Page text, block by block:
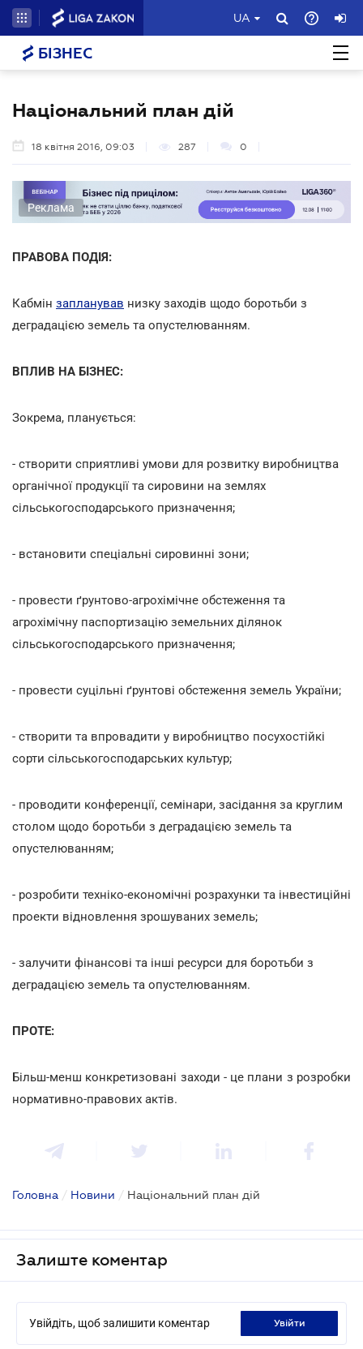
UA
БІЗНЕС
Національний план дій
18 квітня 2016, 09:03 287 0
Реклама
ПРАВОВА ПОДІЯ:
Кабмін запланував низку заходів щодо боротьби з
деградацією земель та опустелюванням.
ВПЛИВ НА БІЗНЕС:
Зокрема, планується:
- створити сприятливі умови для розвитку виробництва
органічної продукції та сировини на землях
сільськогосподарського призначення;
- встановити спеціальні сировинні зони;
- провести ґрунтово-агрохімічне обстеження та
агрохімічну паспортизацію земельних ділянок
сільськогосподарського призначення;
- провести суцільні ґрунтові обстеження земель України;
- створити та впровадити у виробництво посухостійкі
сорти сільськогосподарських культур;
- проводити конференції, семінари, засідання за круглим
столом щодо боротьби з деградацією земель та
опустелюванням;
- розробити техніко-економічні розрахунки та інвестиційні
проекти відновлення зрошуваних земель;
- залучити фінансові та інші ресурси для боротьби з
деградацією земель та опустелюванням.
ПРОТЕ:
Більш-менш конкретизовані заходи - це плани з розробки
нормативно-правових актів.
Головна / Новини / Національний план дій
Залиште коментар
Увійдіть, щоб залишити коментар увійти